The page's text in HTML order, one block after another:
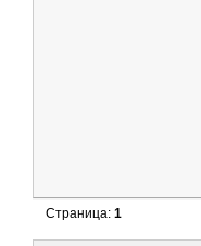
Страница:1